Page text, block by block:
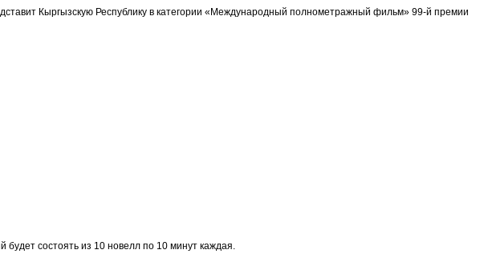
Кыргызскую Республику в категории «Международный полнометражный фильм» 99-й премии
состоять из 10 новелл по 10 минут каждая.